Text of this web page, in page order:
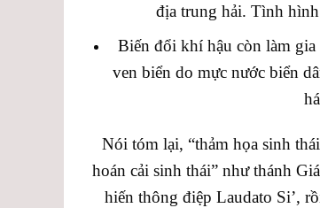
địa trung hải. Tình
Biến đổi khí hậu còn làm gia
ven biển do mực nước biển
Nói tóm lại, “thảm họa sinh
hoán cải sinh thái” như thánh
hiến thông điệp Laudato Si’,